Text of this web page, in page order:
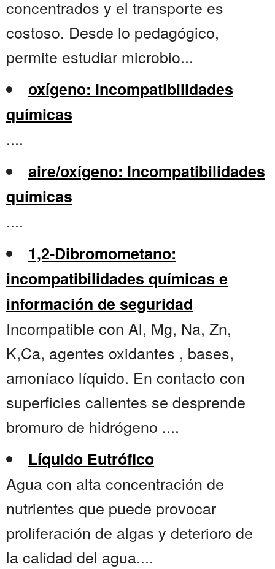
concentrados y el transporte es
costoso. Desde lo pedagógico,
permite estudiar microbio...
oxígeno: Incompatibilidades
químicas
....
aire/oxígeno: Incompatibilidades
químicas
....
1,2-Dibromometano:
incompatibilidades químicas e
información de seguridad
Incompatible con Al, Mg, Na, Zn,
K,Ca, agentes oxidantes , bases,
amoníaco líquido. En contacto con
superficies calientes se desprende
bromuro de hidrógeno ....
Líquido Eutrófico
Agua con alta concentración de
nutrientes que puede provocar
proliferación de algas y deterioro de
la calidad del agua....